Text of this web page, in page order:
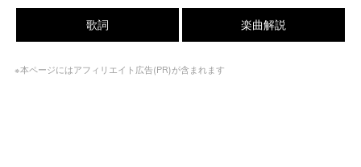
歌詞 楽曲解説
※本ページにはアフィリエイト広告(PR)が含まれます